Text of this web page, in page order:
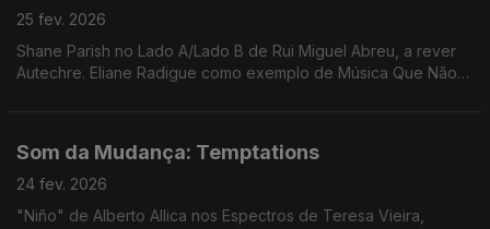
25 fev. 2026
Shane Parish no Lado A/Lado B de Rui Miguel Abreu, a rever
Autechre. Eliane Radigue como exemplo de Música Que Não
Som da Mudança: Temptations
24 fev. 2026
"Niño" de Alberto Allica nos Espectros de Teresa Vieira,